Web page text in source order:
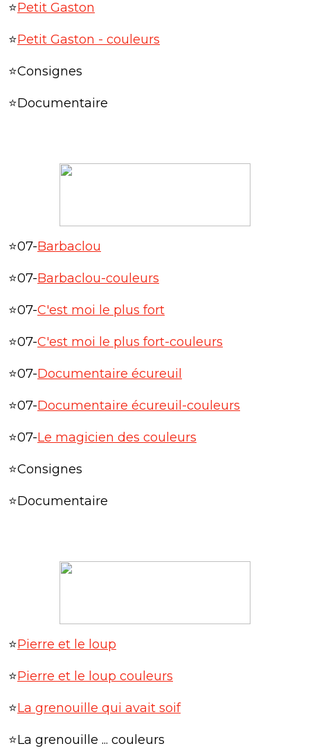
⭐Petit Gaston
⭐Petit Gaston - couleurs
⭐Consignes
⭐Documentaire
⭐07-Barbaclou
⭐07-Barbaclou-couleurs
⭐07-C'est moi le plus fort
⭐07-C'est moi le plus fort-couleurs
⭐07-Documentaire écureuil
⭐07-Documentaire écureuil-couleurs
⭐07-Le magicien des couleurs
⭐Consignes
⭐Documentaire
⭐Pierre et le loup
⭐Pierre et le loup couleurs
⭐La grenouille qui avait soif
⭐La grenouille ... couleurs